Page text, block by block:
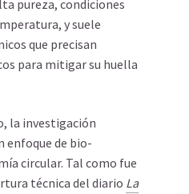
pureza, condiciones
y suele
que precisan
para mitigar su huella
la investigación
enfoque de bio-
circular. Tal como fue
técnica del diario La